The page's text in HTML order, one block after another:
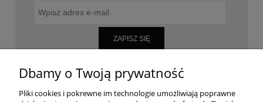
ZAPISZ SIĘ
WARUNKI ZAKUPÓW
Dbamy o Twoją prywatność
Pliki cookies i pokrewne im technologie umożliwiają poprawne